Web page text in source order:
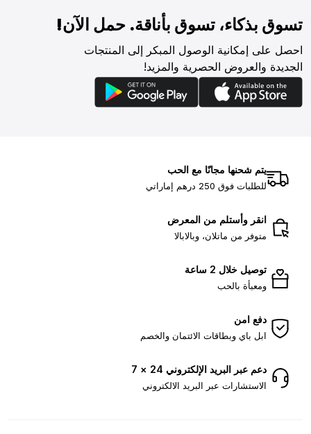
تسوق بذكاء، تسوق بأناقة. حمل الآن!
احصل على إمكانية الوصول المبكر إلى المنتجات
الجديدة والعروض الحصرية والمزيد!
يتم شحنها مجانًا مع الحب
للطلبات فوق 250 درهم إماراتي
انقر وأستلم من المعرض
متوفر من ماتلان، وبالابالا
توصيل خلال 2 ساعة
ومعبأة بالحب
دفع امن
ابل باي وبطاقات الائتمان والخصم
دعم عبر البريد الإلكتروني 24 × 7
الاستشارات عبر البريد الالكتروني